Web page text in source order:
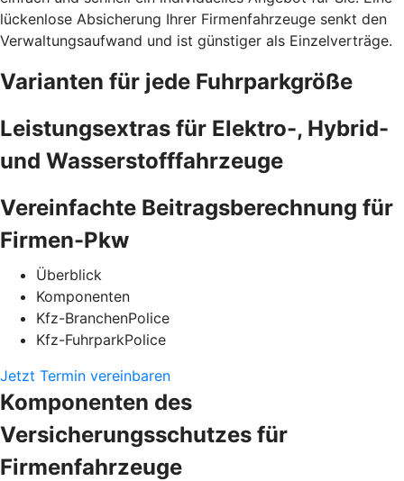
lückenlose Absicherung Ihrer Firmenfahrzeuge senkt den
Verwaltungsaufwand und ist günstiger als Einzelverträge.
Varianten für jede Fuhrparkgröße
Leistungsextras für Elektro-, Hybrid-
und Wasserstofffahrzeuge
Vereinfachte Beitragsberechnung für
Firmen-Pkw
Überblick
Komponenten
Kfz-BranchenPolice
Kfz-FuhrparkPolice
Jetzt Termin vereinbaren
Komponenten des
Versicherungsschutzes für
Firmenfahrzeuge